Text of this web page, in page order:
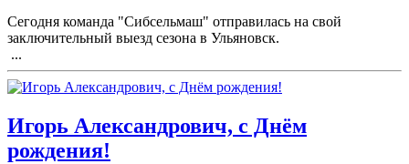
Сегодня команда "Сибсельмаш" отправилась на свой
заключительный выезд сезона в Ульяновск.
...
Игорь Александрович, с Днём
рождения!